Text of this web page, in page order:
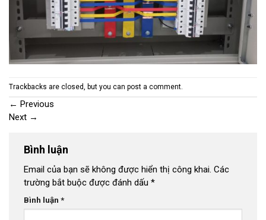
Trackbacks are closed, but you can post a comment.
← Previous
Next →
Bình luận
Email của bạn sẽ không được hiển thị công khai. Các
trường bắt buộc được đánh dấu *
Bình luận *